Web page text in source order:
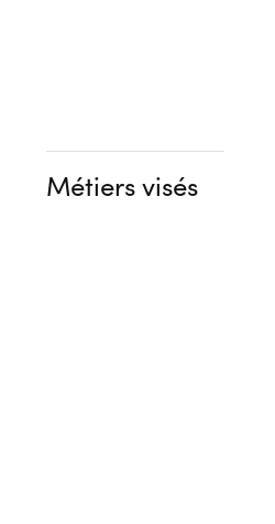
Métiers visés